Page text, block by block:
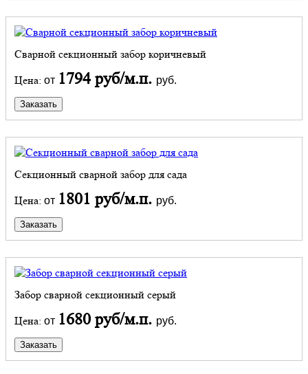
Сварной секционный забор коричневый
Цена: от 1794 руб/м.п. руб.
Заказать
Секционный сварной забор для сада
Цена: от 1801 руб/м.п. руб.
Заказать
Забор сварной секционный серый
Цена: от 1680 руб/м.п. руб.
Заказать